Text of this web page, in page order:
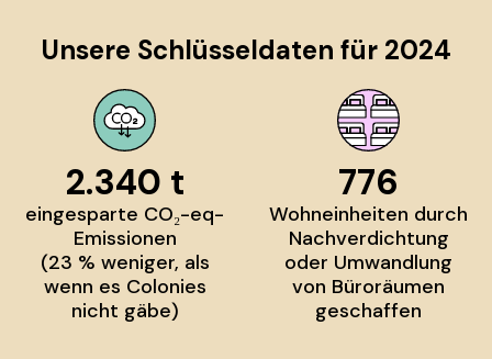
Unsere Schlüsseldaten für 2024
2.340 t
eingesparte CO₂-eq-
Emissionen
(23 % weniger, als
wenn es Colonies
nicht gäbe)
776
Wohneinheiten durch
Nachverdichtung
oder Umwandlung
von Büroräumen
geschaffen